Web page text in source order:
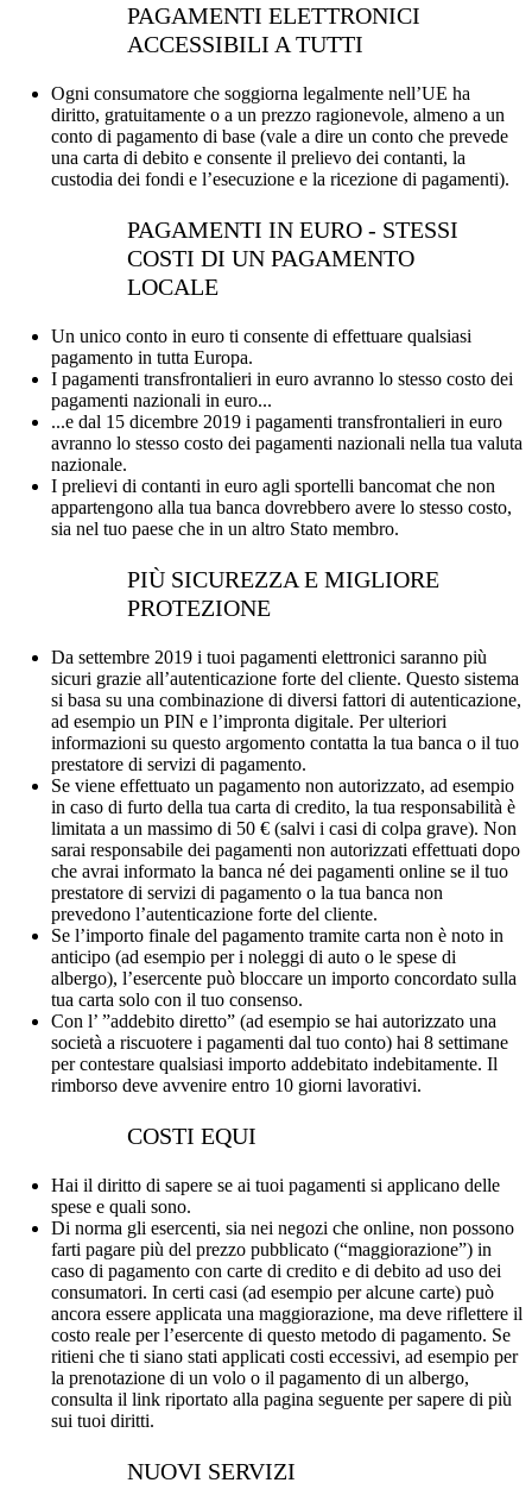
PAGAMENTI ELETTRONICI
ACCESSIBILI A TUTTI
Ogni consumatore che soggiorna legalmente nell’UE ha
diritto, gratuitamente o a un prezzo ragionevole, almeno a un
conto di pagamento di base (vale a dire un conto che prevede
una carta di debito e consente il prelievo dei contanti, la
custodia dei fondi e l’esecuzione e la ricezione di pagamenti).
PAGAMENTI IN EURO - STESSI
COSTI DI UN PAGAMENTO
LOCALE
Un unico conto in euro ti consente di effettuare qualsiasi
pagamento in tutta Europa.
I pagamenti transfrontalieri in euro avranno lo stesso costo dei
pagamenti nazionali in euro...
...e dal 15 dicembre 2019 i pagamenti transfrontalieri in euro
avranno lo stesso costo dei pagamenti nazionali nella tua valuta
nazionale.
I prelievi di contanti in euro agli sportelli bancomat che non
appartengono alla tua banca dovrebbero avere lo stesso costo,
sia nel tuo paese che in un altro Stato membro.
PIÙ SICUREZZA E MIGLIORE
PROTEZIONE
Da settembre 2019 i tuoi pagamenti elettronici saranno più
sicuri grazie all’autenticazione forte del cliente. Questo sistema
si basa su una combinazione di diversi fattori di autenticazione,
ad esempio un PIN e l’impronta digitale. Per ulteriori
informazioni su questo argomento contatta la tua banca o il tuo
prestatore di servizi di pagamento.
Se viene effettuato un pagamento non autorizzato, ad esempio
in caso di furto della tua carta di credito, la tua responsabilità è
limitata a un massimo di 50 € (salvi i casi di colpa grave). Non
sarai responsabile dei pagamenti non autorizzati effettuati dopo
che avrai informato la banca né dei pagamenti online se il tuo
prestatore di servizi di pagamento o la tua banca non
prevedono l’autenticazione forte del cliente.
Se l’importo finale del pagamento tramite carta non è noto in
anticipo (ad esempio per i noleggi di auto o le spese di
albergo), l’esercente può bloccare un importo concordato sulla
tua carta solo con il tuo consenso.
Con l’ ”addebito diretto” (ad esempio se hai autorizzato una
società a riscuotere i pagamenti dal tuo conto) hai 8 settimane
per contestare qualsiasi importo addebitato indebitamente. Il
rimborso deve avvenire entro 10 giorni lavorativi.
COSTI EQUI
Hai il diritto di sapere se ai tuoi pagamenti si applicano delle
spese e quali sono.
Di norma gli esercenti, sia nei negozi che online, non possono
farti pagare più del prezzo pubblicato (“maggiorazione”) in
caso di pagamento con carte di credito e di debito ad uso dei
consumatori. In certi casi (ad esempio per alcune carte) può
ancora essere applicata una maggiorazione, ma deve riflettere il
costo reale per l’esercente di questo metodo di pagamento. Se
ritieni che ti siano stati applicati costi eccessivi, ad esempio per
la prenotazione di un volo o il pagamento di un albergo,
consulta il link riportato alla pagina seguente per sapere di più
sui tuoi diritti.
NUOVI SERVIZI